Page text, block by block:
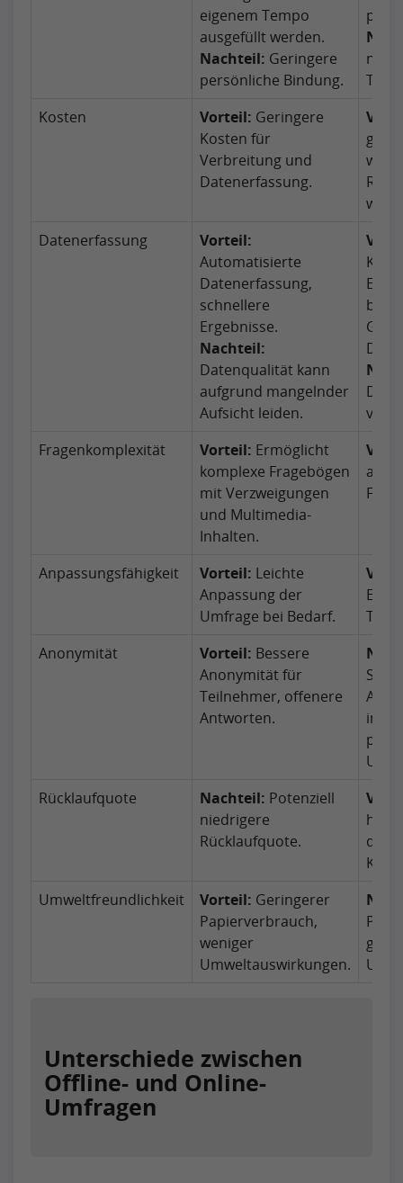
eigenem Tempo
ausgefüllt werden.
Nachteil: Geringere
persönliche Bindung.
Kosten
Vorteil: Geringere
Kosten für
Verbreitung und
Datenerfassung.
Datenerfassung
Vorteil:
Automatisierte
Datenerfassung,
schnellere
Ergebnisse.
Nachteil:
Datenqualität kann
aufgrund mangelnder
Aufsicht leiden.
Fragenkomplexität
Vorteil: Ermöglicht
komplexe Fragebögen
mit Verzweigungen
und Multimedia-
Inhalten.
auf
Anpassungsfähigkeit Vorteil: Leichte
Anpassung der
Umfrage bei Bedarf.
Anonymität
Vorteil: Bessere
Anonymität für
Teilnehmer, offenere
Antworten.
Rücklaufquote
Nachteil: Potenziell
niedrigere
Rücklaufquote.
Umweltfreundlichkeit
Vorteil: Geringerer
Papierverbrauch,
weniger
Umweltauswirkungen.
Unterschiede zwischen
Offline- und Online-
Umfragen